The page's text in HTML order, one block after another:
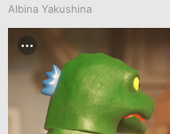
Albina Yakushina